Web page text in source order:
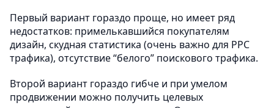
Первый вариант гораздо проще, но имеет ряд
недостатков: примелькавшийся покупателям
дизайн, скудная статистика (очень важно для PPC
трафика), отсутствие “белого” поискового трафика.
Второй вариант гораздо гибче и при умелом
продвижении можно получить целевых